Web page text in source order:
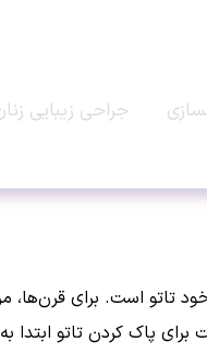
جراحی زیبایی
تاتو است. برای قرن‌ها،
برای پاک کردن تاتو